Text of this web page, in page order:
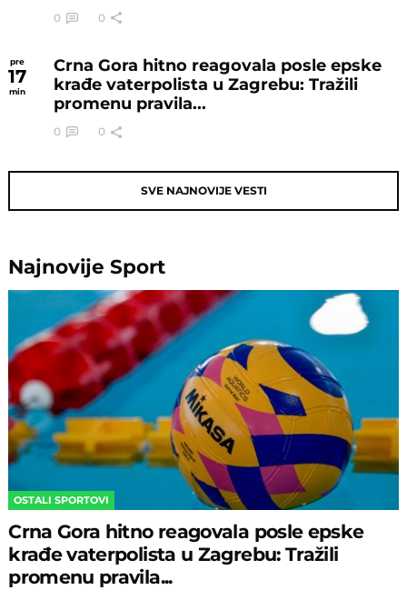
0 0
pre
17
min
Crna Gora hitno reagovala posle epske
krađe vaterpolista u Zagrebu: Tražili
promenu pravila...
0 0
SVE NAJNOVIJE VESTI
NajnovijeSport
OSTALI SPORTOVI
Crna Gora hitno reagovala posle epske
krađe vaterpolista u Zagrebu: Tražili
promenu pravila...